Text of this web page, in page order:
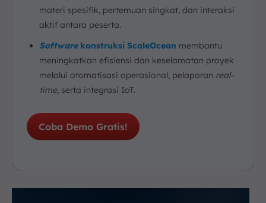
materi spesifik, pertemuan singkat, dan interaksi
aktif antara peserta.
Softwarekonstruksi ScaleOcean membantu
meningkatkan efisiensi dan keselamatan proyek
melalui otomatisasi operasional, pelaporan real-
time, serta integrasi IoT.
Coba Demo Gratis!